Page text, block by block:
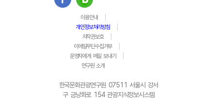
이용안내
개인정보처리방침
저작권보호
이메일무단수집거부
운영자에게 메일 보내기
연구원 소개
한국문화관광연구원 07511 서울시 강서
구 금낭화로 154 관광지식정보시스템